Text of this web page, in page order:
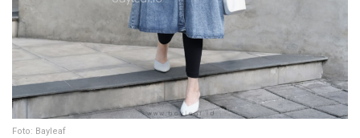
Foto: Bayleaf